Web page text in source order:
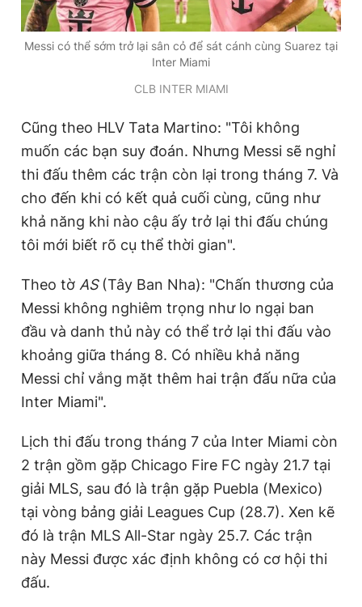
Tổng biên tập: Nguyễn Ngọc Toàn
Phó tổng biên tập thường trực: Hải Thành
Phó tổng biên tập: Lâm Hiếu Dũng
Phó tổng biên tập: Trần Việt Hưng
© 2003-2026 Bản quyền thuộc về Báo Thanh Niên. Cấm sao
chép dưới mọi hình thức nếu không có sự chấp thuận bằng văn
bản. Phát triển bởi ePi Technologies, JSC.
Messi có thể sớm trở lại sân cỏ để sát cánh cùng Suarez tại
Inter Miami
CLB INTER MIAMI
Cũng theo HLV Tata Martino: "Tôi không
muốn các bạn suy đoán. Nhưng Messi sẽ nghỉ
thi đấu thêm các trận còn lại trong tháng 7. Và
cho đến khi có kết quả cuối cùng, cũng như
khả năng khi nào cậu ấy trở lại thi đấu chúng
tôi mới biết rõ cụ thể thời gian".
Theo tờ AS(Tây Ban Nha): "Chấn thương của
Messi không nghiêm trọng như lo ngại ban
đầu và danh thủ này có thể trở lại thi đấu vào
khoảng giữa tháng 8. Có nhiều khả năng
Messi chỉ vắng mặt thêm hai trận đấu nữa của
Inter Miami".
Lịch thi đấu trong tháng 7 của Inter Miami còn
2 trận gồm gặp Chicago Fire FC ngày 21.7 tại
giải MLS, sau đó là trận gặp Puebla (Mexico)
tại vòng bảng giải Leagues Cup (28.7). Xen kẽ
đó là trận MLS All-Star ngày 25.7. Các trận
này Messi được xác định không có cơ hội thi
đấu.